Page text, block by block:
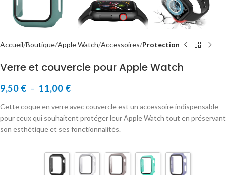
Accueil Boutique Apple Watch Accessoires Protection
Verre et couvercle pour Apple Watch
9,50 € – 11,00 €
Cette coque en verre avec couvercle est un accessoire indispensable
pour ceux qui souhaitent protéger leur Apple Watch tout en préservant
son esthétique et ses fonctionnalités.